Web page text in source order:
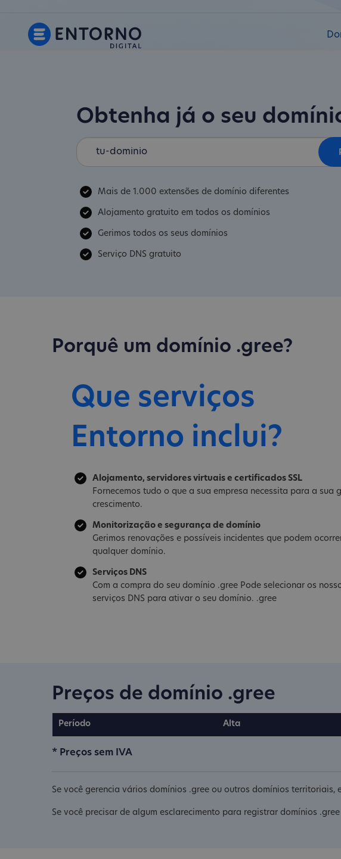
Obtenha já o seu
Mais de 1.000 extensões de domínio diferentes
Alojamento gratuito em todos os domínios
Gerimos todos os seus domínios
Serviço DNS gratuito
Porquê um domínio .gree?
Que serviços
Entorno inclui?
Alojamento, servidores virtuais e certificados SSL
Fornecemos tudo o que a sua empresa necessita para a sua
crescimento.
Monitorização e segurança de domínio
Gerimos renovações e possíveis incidentes que podem
qualquer domínio.
Serviços DNS
Com a compra do seu domínio .gree Pode selecionar os
serviços DNS para ativar o seu domínio. .gree
Preços de domínio .gree
Período Alta
* Preços sem IVA
Se você gerencia vários domínios .gree ou outros domínios
Se você precisar de algum esclarecimento para registrar domínios